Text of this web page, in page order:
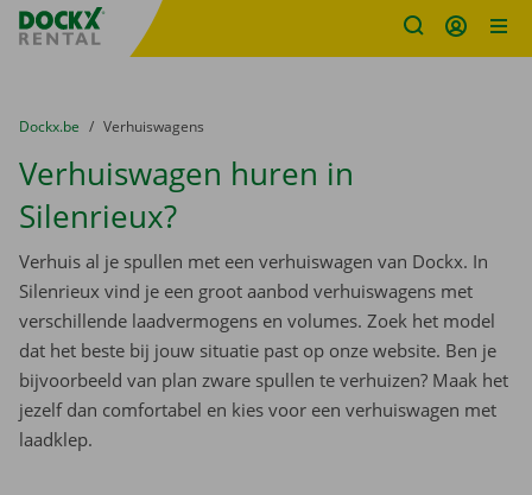
Fratello DEMO
U bevindt zich hier:
van
Dockx.be naar
Verhuiswagens
Verhuiswagen huren in
Silenrieux?
Verhuis al je spullen met een verhuiswagen van Dockx. In
Silenrieux vind je een groot aanbod verhuiswagens met
verschillende laadvermogens en volumes. Zoek het model
dat het beste bij jouw situatie past op onze website. Ben je
bijvoorbeeld van plan zware spullen te verhuizen? Maak het
jezelf dan comfortabel en kies voor een verhuiswagen met
laadklep.